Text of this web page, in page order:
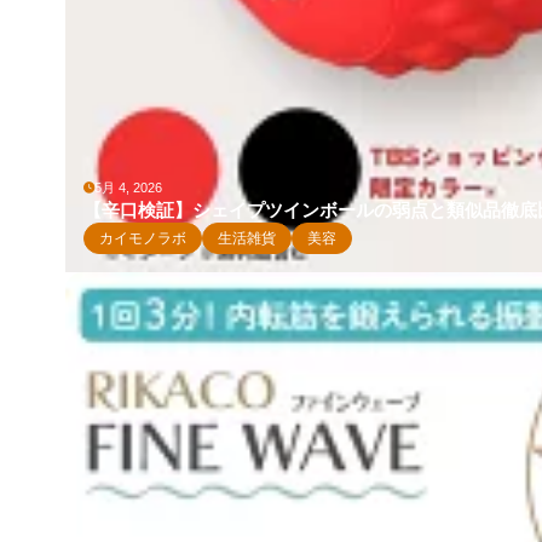
5月 4, 2026
【辛口検証】シェイプツインボールの弱点と類似品徹底
カイモノラボ 生活雑貨 美容